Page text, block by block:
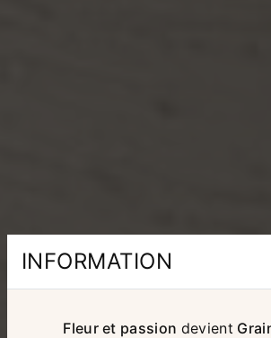
INFORMATION
Fleur et passion devient